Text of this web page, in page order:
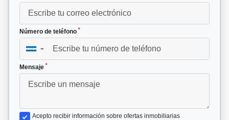
Número de teléfono *
▼
Mensaje *
Acepto recibir información sobre ofertas inmobiliarias